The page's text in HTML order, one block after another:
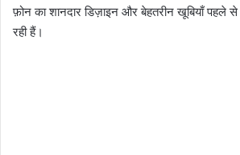
फ़ोन का शानदार डिज़ाइन और बेहतरीन खूबियाँ पहले से
रही हैं।